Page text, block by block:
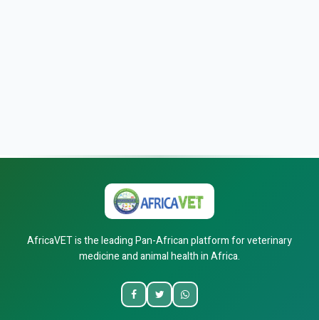
AfricaVET is the leading Pan-African platform for veterinary
medicine and animal health in Africa.